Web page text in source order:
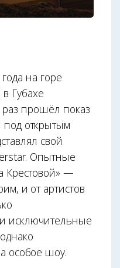
на горе
в Губахе
раз прошёл показ
под открытым
свой
Опытные
Крестовой» —
и от артистов
исключительные
особое шоу.